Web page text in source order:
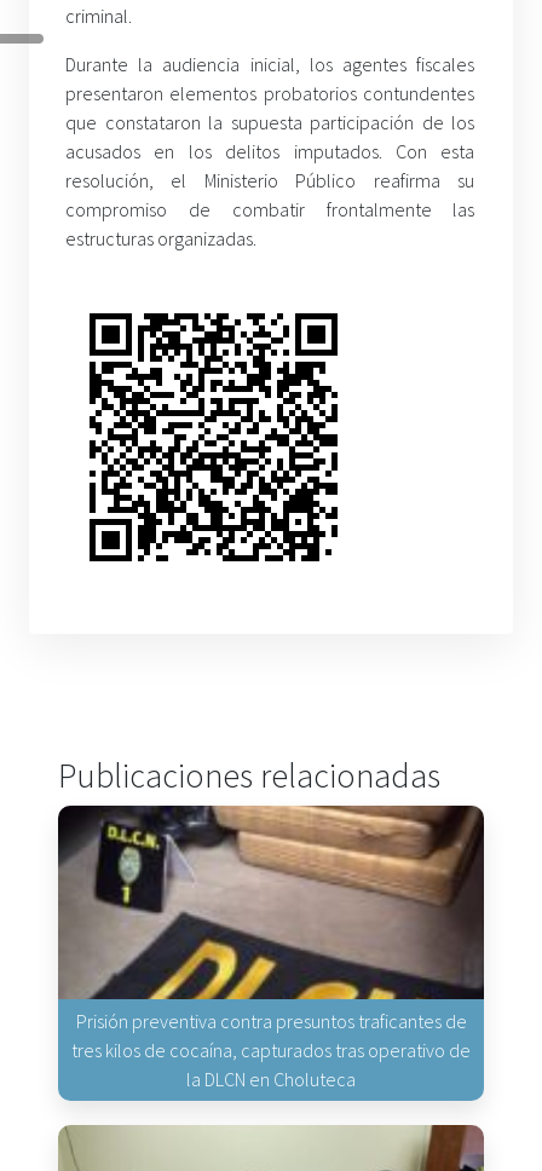
criminal.
Durante la audiencia inicial, los agentes fiscales
presentaron elementos probatorios contundentes
que constataron la supuesta participación de los
acusados en los delitos imputados. Con esta
resolución, el Ministerio Público reafirma su
compromiso de combatir frontalmente las
estructuras organizadas.
Publicaciones relacionadas
Prisión preventiva contra presuntos traficantes de
tres kilos de cocaína, capturados tras operativo de
la DLCN en Choluteca